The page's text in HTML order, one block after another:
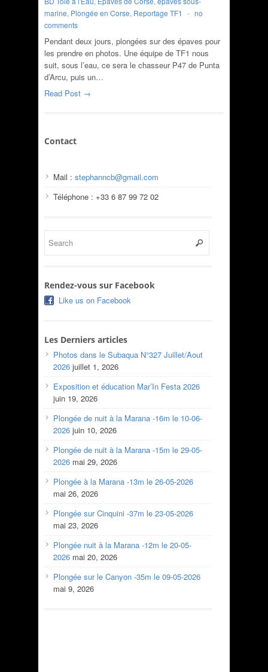
marine, Plongée en Corse, Reportage TF1 - no
comments
Pendant deux jours, plongées sur des épaves pour
les prendre en photos. Une équipe de TF1 nous
suit, sous l’eau, ce sera le chasseur P47 de Punta
d’Arcu, puis un…
Read Post →
Contact
Mail : stephanncb@gmail.com
Téléphone : +33 6 87 99 72 02
Rendez-vous sur Facebook
Like us on Facebook
Les Derniers articles
Photos dans le Subaqua N°327 Juillet/Aout
2026 juillet 1, 2026
Exposition et éducation Mar’In Festa 2026
juin 19, 2026
Plongée de nuit à la Marana -16m le 10-06-
2026 juin 10, 2026
Plongée de nuit à la Marana -15m le 29-05-
2026 mai 29, 2026
Plongée à la Marana -13m le 26-05-2026
mai 26, 2026
Plongée sur Cinquini -37m le 23-05-2026
mai 23, 2026
Plongée nuit à la Marana -12m le 20-05-
2026 mai 20, 2026
Plongée sur le Canyon -35m le 09-05-2026
mai 9, 2026